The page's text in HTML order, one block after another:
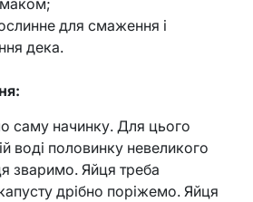
для смаження і
дека.
саму начинку. Для цього
воді половинку невеликого
зваримо. Яйця треба
дрібно поріжемо. Яйця